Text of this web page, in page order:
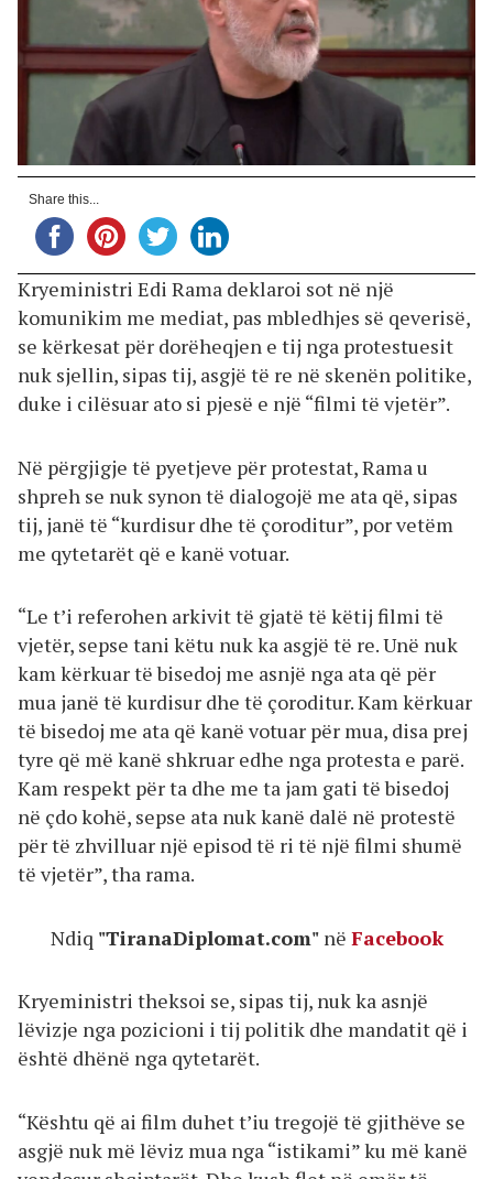
Share this...
Kryeministri Edi Rama deklaroi sot në një
komunikim me mediat, pas mbledhjes së qeverisë,
se kërkesat për dorëheqjen e tij nga protestuesit
nuk sjellin, sipas tij, asgjë të re në skenën politike,
duke i cilësuar ato si pjesë e një “filmi të vjetër”.
Në përgjigje të pyetjeve për protestat, Rama u
shpreh se nuk synon të dialogojë me ata që, sipas
tij, janë të “kurdisur dhe të çoroditur”, por vetëm
me qytetarët që e kanë votuar.
“Le t’i referohen arkivit të gjatë të këtij filmi të
vjetër, sepse tani këtu nuk ka asgjë të re. Unë nuk
kam kërkuar të bisedoj me asnjë nga ata që për
mua janë të kurdisur dhe të çoroditur. Kam kërkuar
të bisedoj me ata që kanë votuar për mua, disa prej
tyre që më kanë shkruar edhe nga protesta e parë.
Kam respekt për ta dhe me ta jam gati të bisedoj
në çdo kohë, sepse ata nuk kanë dalë në protestë
për të zhvilluar një episod të ri të një filmi shumë
të vjetër”, tha rama.
Ndiq "TiranaDiplomat.com" në Facebook
Kryeministri theksoi se, sipas tij, nuk ka asnjë
lëvizje nga pozicioni i tij politik dhe mandatit që i
është dhënë nga qytetarët.
“Kështu që ai film duhet t’iu tregojë të gjithëve se
asgjë nuk më lëviz mua nga “istikami” ku më kanë